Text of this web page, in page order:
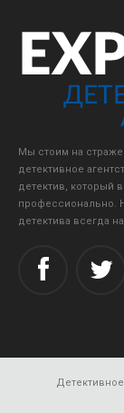
Мы стоим на
детективное
детектив, который
профессионально.
детектива всегда